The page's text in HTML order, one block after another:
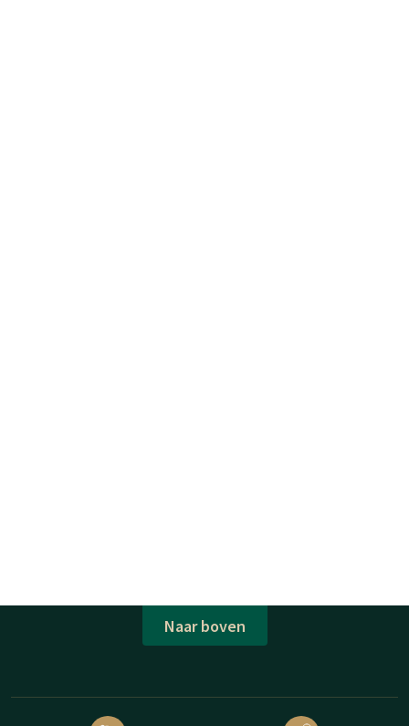
Naar boven